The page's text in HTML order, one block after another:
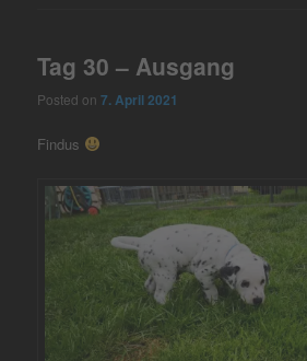
Tag 30 – Ausgang
Posted on7. April 2021
Findus